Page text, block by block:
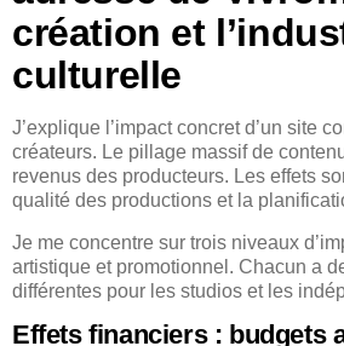
création et
culturelle
J’explique l’impact concret d’un site
créateurs. Le pillage massif de
revenus des producteurs. Les effets
qualité des productions et la
Je me concentre sur trois niveaux
artistique et promotionnel. Chacun a
différentes pour les studios et les
Effets financiers : budgets